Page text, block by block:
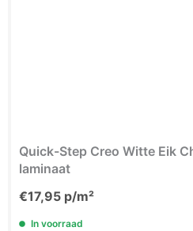
Quick-Step Creo Witte Eik
laminaat
€17,95 p/m²
In voorraad